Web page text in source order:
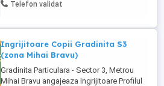
creierului. Cautam o persoana cu
organizata. Cerinte: supraveghere,
comunicare, ...
Telefon validat
Ingrijitoare Copii Gradinita S3
(zona Mihai Bravu)
Gradinita Particulara - Sector 3, Metrou
Mihai Bravu angajeaza Ingrijitoare Profilul